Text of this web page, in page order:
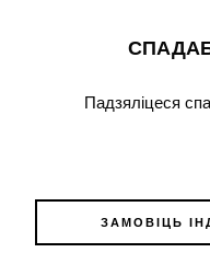
Падзяліцеся
ЗАМОВІЦЬ